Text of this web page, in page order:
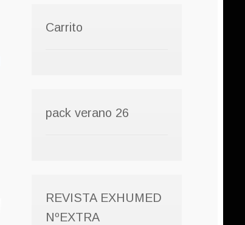
Carrito
pack verano 26
REVISTA EXHUMED
NºEXTRA